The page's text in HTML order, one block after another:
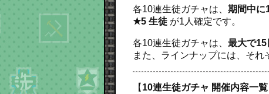
各10連生徒ガチャは、 期間中に
★5 生徒 が1人確定です。
各10連生徒ガチャは、 最大で15
また、ラインナップには、そ
【 10連生徒ガチャ 開催内容一覧